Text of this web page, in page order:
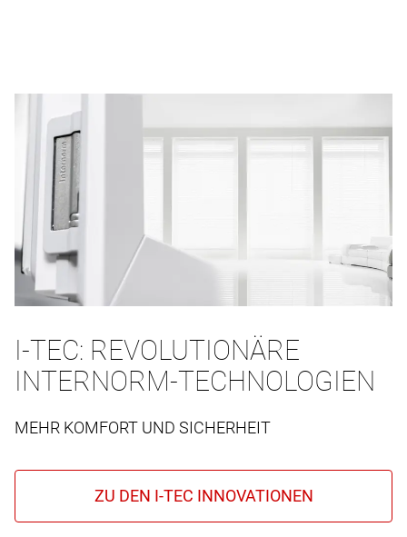
I-TEC: REVOLUTIONÄRE
INTERNORM-TECHNOLOGIEN
MEHR KOMFORT UND SICHERHEIT